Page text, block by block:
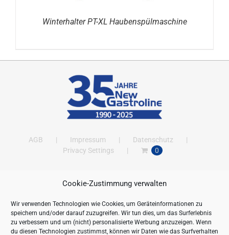
Cookie-Zustimmung verwalten
Wir verwenden Technologien wie Cookies, um Geräteinformationen zu
speichern und/oder darauf zuzugreifen. Wir tun dies, um das Surferlebnis
zu verbessern und um (nicht) personalisierte Werbung anzuzeigen. Wenn
du diesen Technologien zustimmst, können wir Daten wie das Surfverhalten
Winterhalter PT-XL Haubenspülmaschine
AGB Impressum
Datenschutz
Privacy Settings
0
ANSCHRIFT
New Gastroline GmbH
Barthestraße 115
18356 Barth